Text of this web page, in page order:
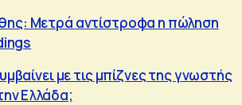
Μετρά αντίστροφα η πώληση
με τις μπίζνες της γνωστής
Ελλάδα;